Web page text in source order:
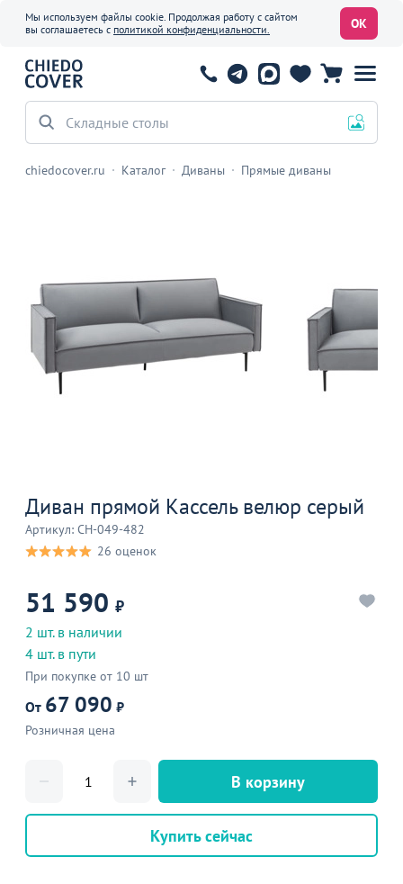
Мы используем файлы cookie. Продолжая работу с сайтом
вы соглашаетесь с политикой конфиденциальности. ОК
chiedocover.ru Каталог Диваны Прямые диваны
Диван прямой Кассель велюр серый
Артикул: CH-049-482
26 оценок
51 590 ₽
2 шт. в наличии
4 шт. в пути
При покупке от 10 шт
От 67 090 ₽
Розничная цена
В корзину
Купить сейчас